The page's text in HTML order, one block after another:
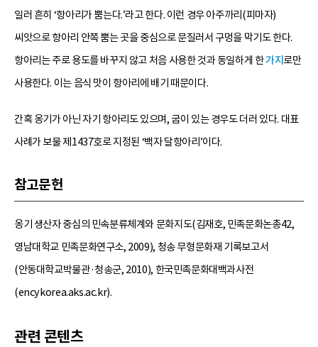
일러 흔히 ‘항아리가 뿜는다.’라고 한다. 이런 경우 아주까리(피마자)
씨앗으로 항아리 안쪽 뿜는 곳을 중심으로 문질러서 구멍을 막기도 한다.
항아리는 주로 용도를 바꾸지 않고 처음 사용한 것과 동일하게 한가지 로만
사용한다. 이는 음식 맛이 항아리에 배기 때문이다.
간혹 옹기가 아닌 자기 항아리도 있으며, 굽이 있는 경우도 더러 있다. 대표
사례가 보물 제1437호로 지정된 ‘백자 달항아리’이다.
참고문헌
옹기 생산자 중심의 민속분류체계와 문화지도(김재호, 민족문화논총42,
영남대학교 민족문화연구소, 2009), 청송 무형문화재 기록보고서
(안동대학교박물관·청송군, 2010), 한국민족문화대백과사전
(encykorea.aks.ac.kr).
관련 콘텐츠